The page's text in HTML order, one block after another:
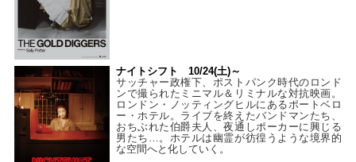
ナイトシフト 10/24(土)～
サッチャー政権下、ポストパンク時代のロンド
ンで撮られたミニマル＆リミナルな対抗映画。
ロンドン・ノッティングヒルにあるポートベロ
ー・ホテル。ライブを終えたバンドマンたち、
おちぶれた伯爵夫人、夜通しポーカーに興じる
男たち…。ホテルは幽霊が彷徨うような境界的
な空間へと化していく。